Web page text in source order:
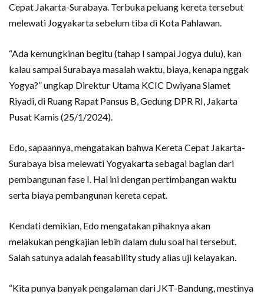
Cepat Jakarta-Surabaya. Terbuka peluang kereta tersebut
melewati Jogyakarta sebelum tiba di Kota Pahlawan.
“Ada kemungkinan begitu (tahap I sampai Jogya dulu), kan
kalau sampai Surabaya masalah waktu, biaya, kenapa nggak
Yogya?” ungkap Direktur Utama KCIC Dwiyana Slamet
Riyadi, di Ruang Rapat Pansus B, Gedung DPR RI, Jakarta
Pusat Kamis (25/1/2024).
Edo, sapaannya, mengatakan bahwa Kereta Cepat Jakarta-
Surabaya bisa melewati Yogyakarta sebagai bagian dari
pembangunan fase I. Hal ini dengan pertimbangan waktu
serta biaya pembangunan kereta cepat.
Kendati demikian, Edo mengatakan pihaknya akan
melakukan pengkajian lebih dalam dulu soal hal tersebut.
Salah satunya adalah feasability study alias uji kelayakan.
“Kita punya banyak pengalaman dari JKT-Bandung, mestinya